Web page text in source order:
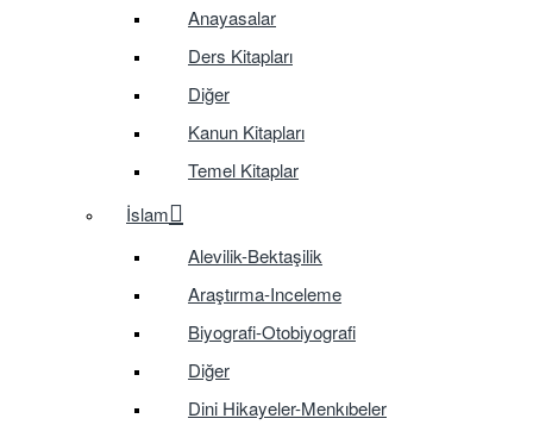
Anayasalar
Ders Kitapları
Diğer
Kanun Kitapları
Temel Kitaplar
İslam
Alevilik-Bektaşilik
Araştırma-Inceleme
Biyografi-Otobiyografi
Diğer
Dini Hikayeler-Menkıbeler